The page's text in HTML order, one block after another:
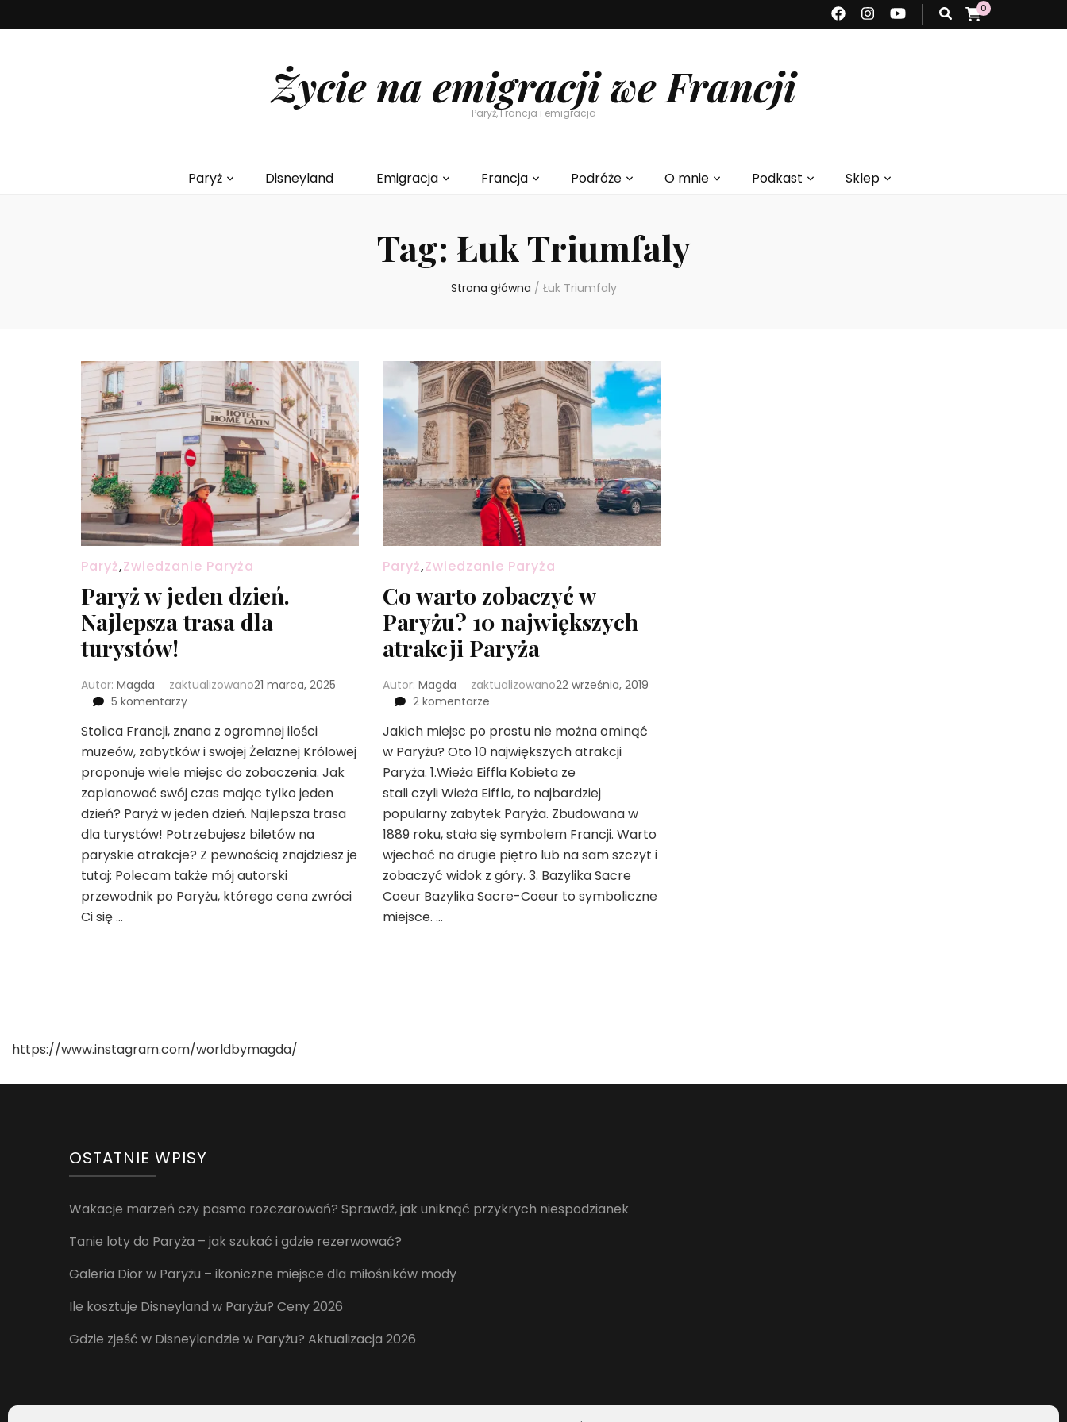
0
Życie na emigracji we Francji
Paryż, Francja i emigracja
Paryż Disneyland Emigracja Francja Podróże O mnie Podkast Sklep
Tag: Łuk Triumfaly
Strona główna / Łuk Triumfaly
Paryż,Zwiedzanie Paryża
Paryż w jeden dzień.
Najlepsza trasa dla
turystów!
Autor: Magda zaktualizowano21 marca, 2025
5 komentarzydo
w
jeden
dzień.
Najlepsza
trasa
dla
turystów!
Stolica Francji, znana z ogromnej ilości
muzeów, zabytków i swojej Żelaznej Królowej
proponuje wiele miejsc do zobaczenia. Jak
zaplanować swój czas mając tylko jeden
dzień? Paryż w jeden dzień. Najlepsza trasa
dla turystów! Potrzebujesz biletów na
paryskie atrakcje? Z pewnością znajdziesz je
tutaj: Polecam także mój autorski
przewodnik po Paryżu, którego cena zwróci
Ci się …
Paryż,Zwiedzanie Paryża
Co warto zobaczyć w
Paryżu? 10 największych
atrakcji Paryża
Autor: Magda zaktualizowano22 września, 2019
2 komentarzedo
warto
zobaczyć
w
Paryżu?
10
największych
atrakcji
Paryża
Jakich miejsc po prostu nie można ominąć
w Paryżu? Oto 10 największych atrakcji
Paryża. 1.Wieża Eiffla Kobieta ze
stali czyli Wieża Eiffla, to najbardziej
popularny zabytek Paryża. Zbudowana w
1889 roku, stała się symbolem Francji. Warto
wjechać na drugie piętro lub na sam szczyt i
zobaczyć widok z góry. 3. Bazylika Sacre
Coeur Bazylika Sacre-Coeur to symboliczne
miejsce. …
https://www.instagram.com/worldbymagda/
OSTATNIE WPISY
Wakacje marzeń czy pasmo rozczarowań? Sprawdź, jak uniknąć przykrych niespodzianek
Tanie loty do Paryża – jak szukać i gdzie rezerwować?
Galeria Dior w Paryżu – ikoniczne miejsce dla miłośników mody
Ile kosztuje Disneyland w Paryżu? Ceny 2026
Gdzie zjeść w Disneylandzie w Paryżu? Aktualizacja 2026